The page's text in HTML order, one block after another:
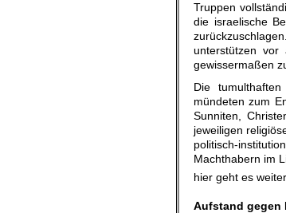
Truppen
die israelische
unterstützen vor
gewissermaßen
Die
mündeten zum
Sunniten,
jeweiligen
politisch-
Machthabern im
hier geht es
Aufstand gegen